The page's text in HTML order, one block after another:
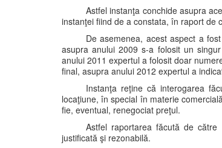
Astfel instanţa conchide asupra
instanţei fiind de a constata, în raport de
De asemenea, acest aspect a
asupra anului 2009 s-a folosit un
anului 2011 expertul a folosit doar
final, asupra anului 2012 expertul a
Instanţa reţine că interogarea
locaţiune, în special în materie
fie, eventual, renegociat preţul.
Astfel raportarea făcută de
justificată şi rezonabilă.